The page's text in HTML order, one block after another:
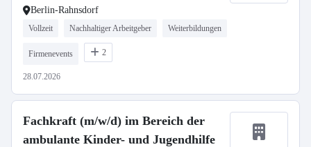
Berlin-Rahnsdorf
Vollzeit Nachhaltiger Arbeitgeber Weiterbildungen
Firmenevents 2
28.07.2026
Fachkraft (m/w/d) im Bereich der
ambulante Kinder- und Jugendhilfe